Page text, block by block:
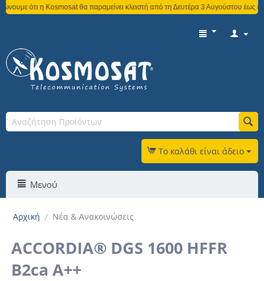
θα παραμείνει κλειστή από τη Δευτέρα 3 Αυγούστου έως και την
Το καλάθι είναι άδειο
Μενού
Αρχική / Νέα & Ανακοινώσεις
ACCORDIA® DGS 1600 HFFR
B2ca Α++